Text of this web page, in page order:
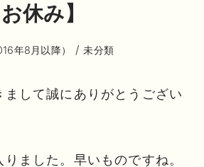
休み】
年8月以降） /未分類
まして誠にありがとうござい
ました。早いものですね。